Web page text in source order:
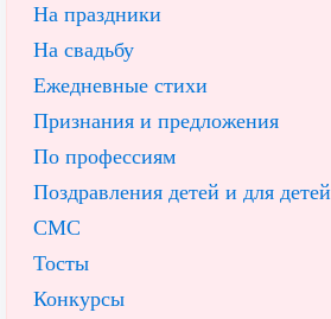
На праздники
На свадьбу
Ежедневные стихи
Признания и предложения
По профессиям
Поздравления детей и для детей
СМС
Тосты
Конкурсы